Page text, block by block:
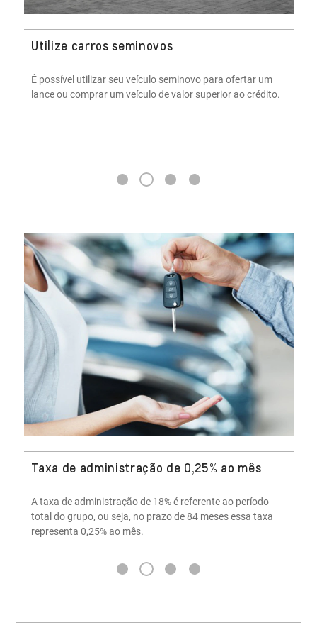
Utilize carros seminovos
É possível utilizar seu veículo seminovo para ofertar um
lance ou comprar um veículo de valor superior ao crédito.
1 2 3 4
Taxa de administração de 0,25% ao mês
A taxa de administração de 18% é referente ao período
total do grupo, ou seja, no prazo de 84 meses essa taxa
representa 0,25% ao mês.
1 2 3 4